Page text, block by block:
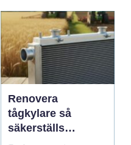
Renovera
tågkylare så
säkerställs
driftsäkra lok och